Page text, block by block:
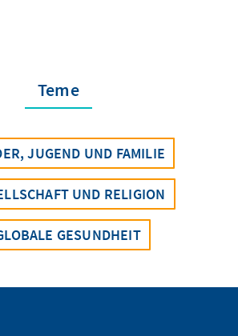
Teme
JUGEND UND FAMILIE
UND RELIGION
GESUNDHEIT